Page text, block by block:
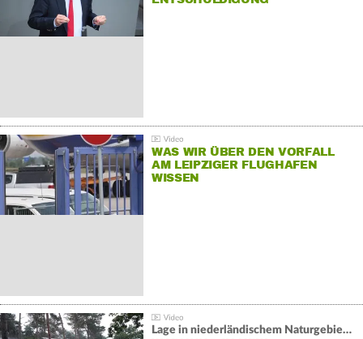
WAS WIR ÜBER DEN VORFALL
AM LEIPZIGER FLUGHAFEN
WISSEN
Lage in niederländischem Naturgebiet stabil